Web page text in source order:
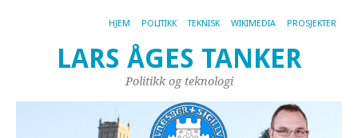
HJEM POLITIKK TEKNISK WIKIMEDIA PROSJEKTER
LARS ÅGES TANKER
Politikk og teknologi